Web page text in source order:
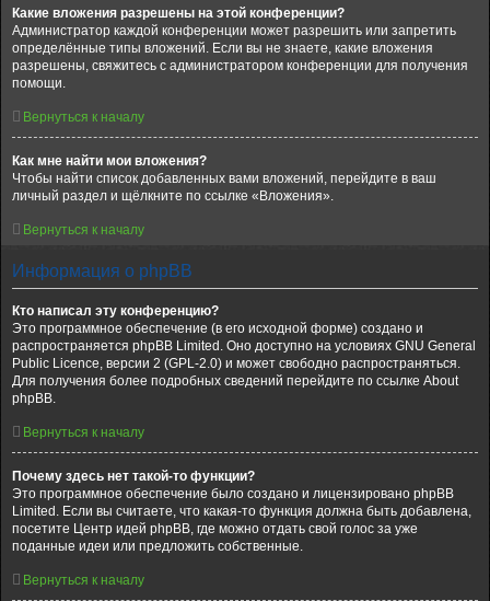
Какие вложения разрешены на этой конференции?
Администратор каждой конференции может разрешить или запретить
определённые типы вложений. Если вы не знаете, какие вложения
разрешены, свяжитесь с администратором конференции для получения
помощи.
Вернуться к началу
Как мне найти мои вложения?
Чтобы найти список добавленных вами вложений, перейдите в ваш
личный раздел и щёлкните по ссылке «Вложения».
Вернуться к началу
Информация о phpBB
Кто написал эту конференцию?
Это программное обеспечение (в его исходной форме) создано и
распространяется phpBB Limited. Оно доступно на условиях GNU General
Public Licence, версии 2 (GPL-2.0) и может свободно распространяться.
Для получения более подробных сведений перейдите по ссылке About
phpBB.
Вернуться к началу
Почему здесь нет такой-то функции?
Это программное обеспечение было создано и лицензировано phpBB
Limited. Если вы считаете, что какая-то функция должна быть добавлена,
посетите Центр идей phpBB, где можно отдать свой голос за уже
поданные идеи или предложить собственные.
Вернуться к началу